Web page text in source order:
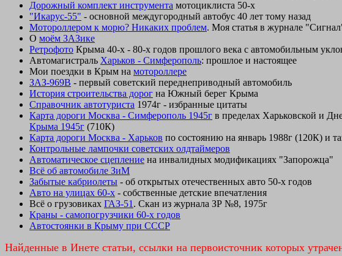
Дорожный комплект инструмента мотоциклиста 50-х
"Икарус-55" - основной междугородный автобус 40 лет тому назад
Мотороллером к морю? Никаких проблем. Моя статья в журнале
О моём ЗАЗике
Ретрофото Крыма 40-х - 80-х годов прошлого века с автомобильным
Автомагистраль Харьков - Симферополь: прошлое и настоящее
Мои поездки в Крым на мотороллере
ЗАЗ-969В - первый советский переднеприводный автомобиль
История строительства дорог на Южный берег Крыма
Справочник автотуриста 1974г - избранные цитаты
Карта дороги Москва - Симферополь 1945г в пределах Харьковской и
Крыма 1945г (710К)
Карта дороги Москва - Харьков по состоянию на январь 1988г (120К) и
Контрольные лампочки советских олдтаймеров
Автоматическое сцепление на инвалидных модификациях "Запорожца"
Всё об автомобиле ЗиМ
Забытые кабриолеты - об открытых отечественных авто 50-х годов
Авто на улицах 60-х - собственные детские впечатления
Всё о грузовиках ГАЗ-51 . Скан из журнала ЗР №8, 1975г
Краны - самопогрузчики 60-х годов
Автостоянки в Крыму при СССР
Найденные в Инете статьи, ссылки на первоисточник которых